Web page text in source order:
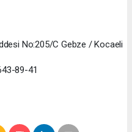
No:205/C Gebze / Kocaeli
89-41